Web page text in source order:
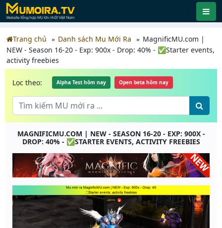
Trang chủ Danh sách Mu Mới Ra
MagnificMU.com |
NEW - Season 16-20 - Exp: 900x - Drop: 40% - ✅Starter events,
activity freebies
Lọc theo: Alpha Test hôm nay Open beta hôm nay
MAGNIFICMU.COM | NEW - SEASON 16-20 - EXP: 900X -
DROP: 40% - ✅STARTER EVENTS, ACTIVITY FREEBIES